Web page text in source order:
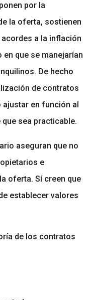
por la
la oferta, sostienen
a la inflación
que se manejarían
De hecho
de contratos
en función al
sea practicable.
aseguran que no
e
oferta. Sí creen que
establecer valores
de los contratos